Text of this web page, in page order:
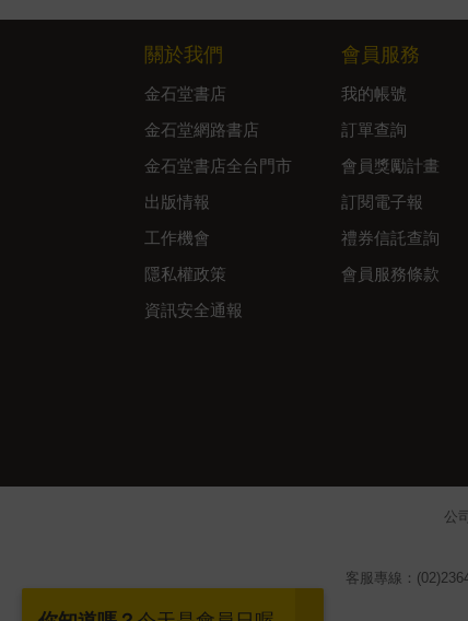
關於我們
金石堂書店
金石堂網路書店
金石堂書店全台門市
出版情報
工作機會
隱私權政策
資訊安全通報
會員服務
我的帳號
訂單查詢
會員獎勵計畫
訂閱電子報
禮券信託查詢
會員服務條款
公
客服專線：